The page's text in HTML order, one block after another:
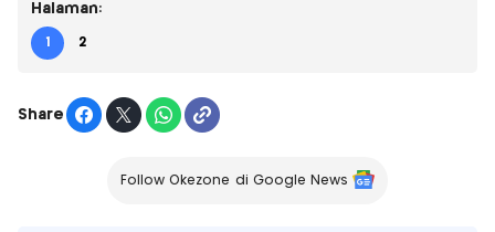
Halaman:
1 2
Share
Follow Okezone di Google News